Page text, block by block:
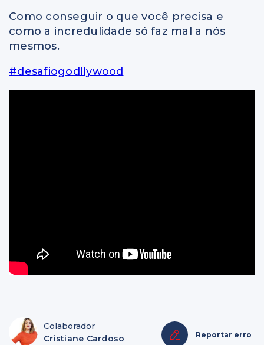
Como conseguir o que você precisa e
como a incredulidade só faz mal a nós
mesmos.
#desafiogodllywood
Colaborador
Cristiane Cardoso
Reportar erro